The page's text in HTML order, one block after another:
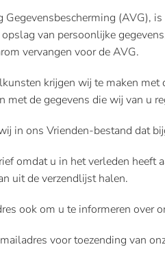
Gegevensbescherming (AVG),
van persoonlijke
vervangen voor de AVG.
krijgen wij te maken
met de gegevens die wij van u
in ons Vrienden-bestand dat
omdat u in het verleden
uit de verzendlijst halen.
ook om u te informeren over
voor toezending van